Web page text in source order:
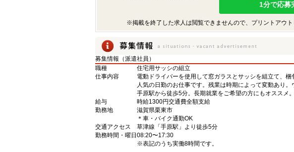
1分で応募
※掲載を終了した求人は閲覧できませんので、プリントアウト
募集情報（派遣社員）
職種
住宅用サッシの組立
仕事内容
電動ドライバーを使用して窓ガラスとサッシを組立て、梱
人気の日勤のお仕事です。残業は時期によって変動あり
手原駅から徒歩5分。長期就業をご希望の方にもオススメ
給与
時給1300円交通費全額支給
勤務地
滋賀県栗東市
＊車・バイク通勤OK
交通アクセス
草津線「手原駅」より徒歩5分
勤務時間・曜日 08:20〜17:30
※表記のうち実働8時間です。